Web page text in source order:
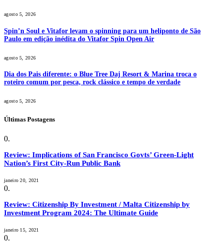
agosto 5, 2026
Spin’n Soul e Vitafor levam o spinning para um heliponto de São
Paulo em edição inédita do Vitafor Spin Open Air
agosto 5, 2026
Dia dos Pais diferente: o Blue Tree Daj Resort & Marina troca o
roteiro comum por pesca, rock clássico e tempo de verdade
agosto 5, 2026
Últimas Postagens
Review: Implications of San Francisco Govts’ Green-Light
Nation’s First City-Run Public Bank
janeiro 20, 2021
Review: Citizenship By Investment / Malta Citizenship by
Investment Program 2024: The Ultimate Guide
janeiro 15, 2021